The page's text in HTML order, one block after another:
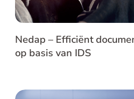
Nedap – Efficiënt
op basis van IDS